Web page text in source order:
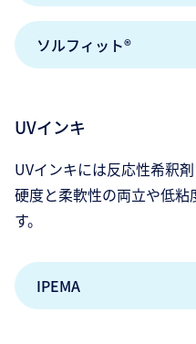
ソルフィット®
UVインキ
UVインキには反応性希釈
硬度と柔軟性の両立や低
す。
IPEMA